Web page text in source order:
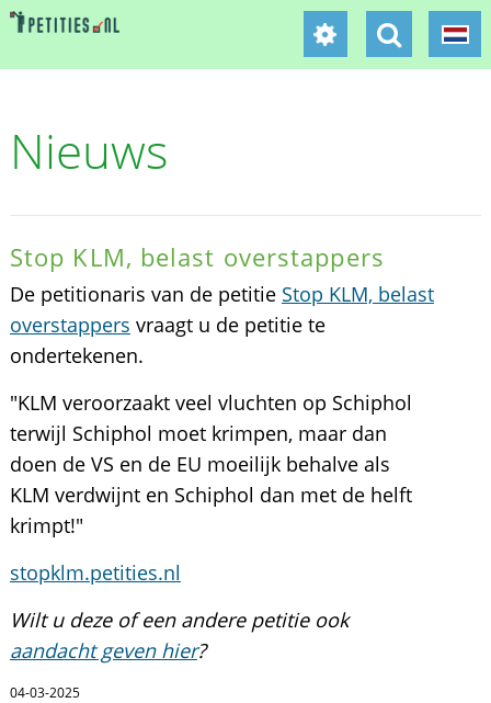
Nieuws
Stop KLM, belast overstappers
De petitionaris van de petitie Stop KLM, belast
overstappers vraagt u de petitie te
ondertekenen.
"KLM veroorzaakt veel vluchten op Schiphol
terwijl Schiphol moet krimpen, maar dan
doen de VS en de EU moeilijk behalve als
KLM verdwijnt en Schiphol dan met de helft
krimpt!"
stopklm.petities.nl
Wilt u deze of een andere petitie ook
aandacht geven hier?
04-03-2025